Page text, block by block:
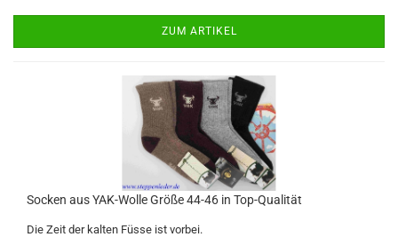
ZUM ARTIKEL
Socken aus YAK-Wolle Größe 44-46 in Top-Qualität
Die Zeit der kalten Füsse ist vorbei.